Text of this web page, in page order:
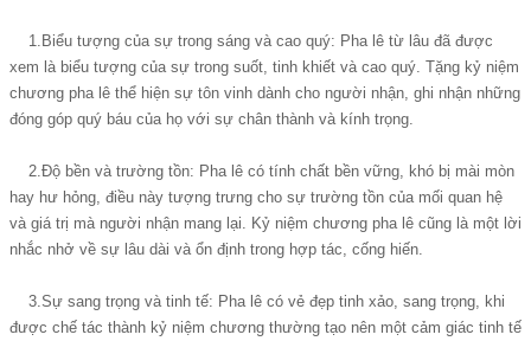
1.Biểu tượng của sự trong sáng và cao quý: Pha lê từ lâu đã được
xem là biểu tượng của sự trong suốt, tinh khiết và cao quý. Tặng kỷ niệm
chương pha lê thể hiện sự tôn vinh dành cho người nhận, ghi nhận những
đóng góp quý báu của họ với sự chân thành và kính trọng.
2.Độ bền và trường tồn: Pha lê có tính chất bền vững, khó bị mài mòn
hay hư hỏng, điều này tượng trưng cho sự trường tồn của mối quan hệ
và giá trị mà người nhận mang lại. Kỷ niệm chương pha lê cũng là một lời
nhắc nhở về sự lâu dài và ổn định trong hợp tác, cống hiến.
3.Sự sang trọng và tinh tế: Pha lê có vẻ đẹp tinh xảo, sang trọng, khi
được chế tác thành kỷ niệm chương thường tạo nên một cảm giác tinh tế